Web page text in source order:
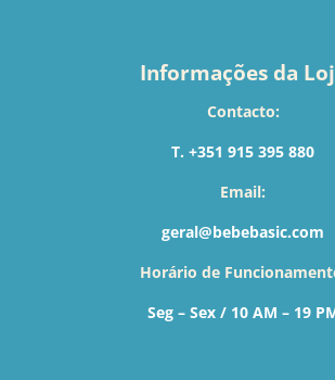
Informações da
Contacto:
T. +351 915 395 880
Email:
geral@bebebasic.com
Horário de
Seg – Sex / 10 AM – 19